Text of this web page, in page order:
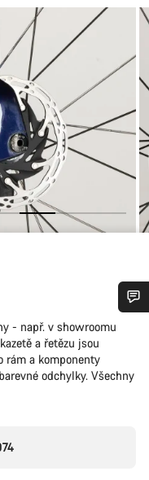
- např. v showroomu
a řetězu jsou
rám a komponenty
odchylky. Všechny
čekají, aby mohli